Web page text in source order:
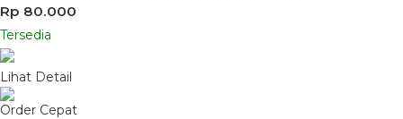
Rp 80.000
Tersedia
Lihat Detail
Order Cepat